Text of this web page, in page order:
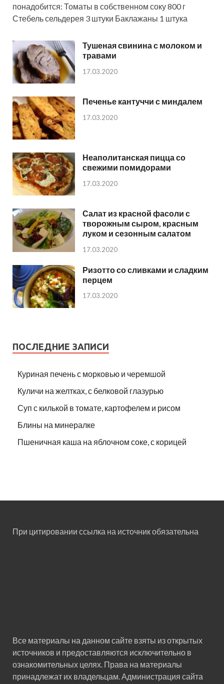
понадобится: Томаты в собственном соку 800 г
Стебель сельдерея 3 штуки Баклажаны 1 штука
Тушеная свинина с молоком и
травами
17.03.2020
Печенье кантуччи с миндалем
17.03.2020
Неаполитанская пицца со
свежими помидорами
17.03.2020
Салат из красной фасоли с
творожным сыром, красным
луком и сезонным салатом
17.03.2020
Ризотто со сливками и сладким
перцем
17.03.2020
ПОСЛЕДНИЕ ЗАПИСИ
Куриная печень с морковью и черемшой
Куличи на желтках, с белковой глазурью
Суп с килькой в томате, картофелем и рисом
Блины на минералке
Пшеничная каша на яблочном соке, с корицей
При цитировании ссылка на источник обязательна
Все материалы на данном сайте взяты из открытых
источников и предоставляются исключительно в
ознакомительных целях. Права на материалы
принадлежат их владельцам. Администрация сайта